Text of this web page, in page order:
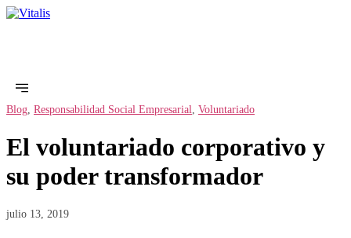
Blog, Responsabilidad Social Empresarial, Voluntariado
El voluntariado corporativo y
su poder transformador
julio 13, 2019